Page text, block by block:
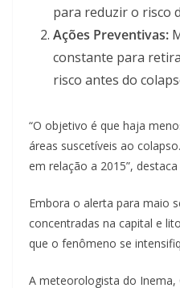
para reduzir o risco
Ações Preventivas:
constante para
risco antes do
“O objetivo é que haja
áreas suscetíveis ao
em relação a 2015”, destaca
Embora o alerta para maio
concentradas na capital e
que o fenômeno se
A meteorologista do Inema,